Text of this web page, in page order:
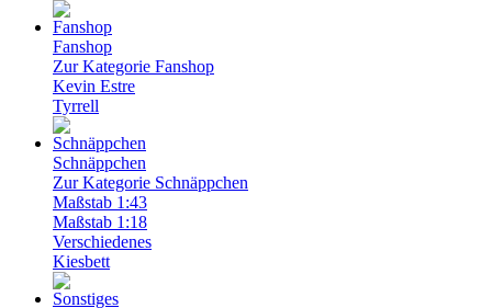
Fanshop
Zur Kategorie Fanshop
Kevin Estre
Tyrrell
Schnäppchen
Zur Kategorie Schnäppchen
Maßstab 1:43
Maßstab 1:18
Verschiedenes
Kiesbett